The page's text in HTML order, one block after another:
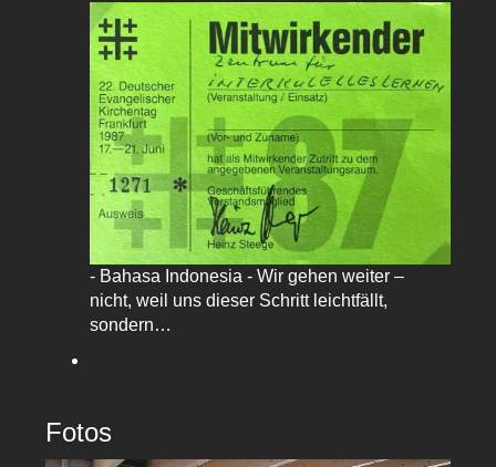
- Bahasa Indonesia - Wir gehen weiter –
nicht, weil uns dieser Schritt leichtfällt,
sondern…
Fotos